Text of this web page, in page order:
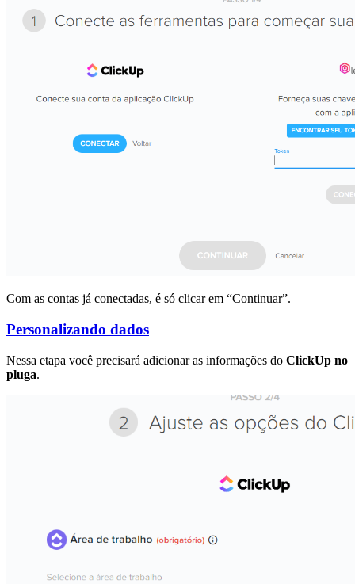
Com as contas já conectadas, é só clicar em “Continuar”.
Personalizando dados
Nessa etapa você precisará adicionar as informações do ClickUp no
pluga.